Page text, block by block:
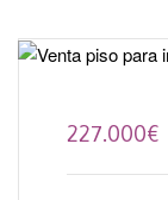
227.000€